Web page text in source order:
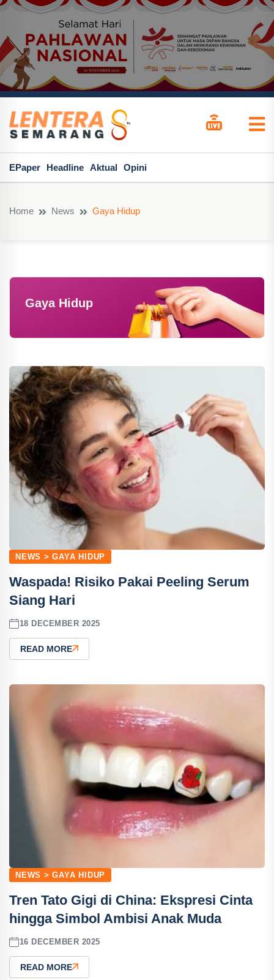
EPaper Headline Aktual Opini
Home News Gaya Hidup
Gaya Hidup
NEWS > GAYA HIDUP
Waspada! Risiko Pakai Peeling Serum
Siang Hari
18 DECEMBER 2025
READ MORE
NEWS > GAYA HIDUP
Tren Tato Gigi di China: Ekspresi Cinta
hingga Simbol Ambisi Anak Muda
16 DECEMBER 2025
READ MORE